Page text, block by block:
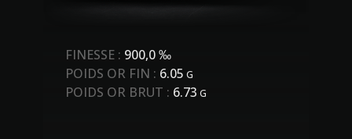
FINESSE : 900,0 ‰
POIDS OR FIN : 6.05 G
POIDS OR BRUT : 6.73 G